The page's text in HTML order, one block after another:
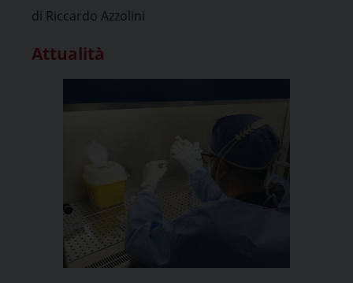
di Riccardo Azzolini
Attualità